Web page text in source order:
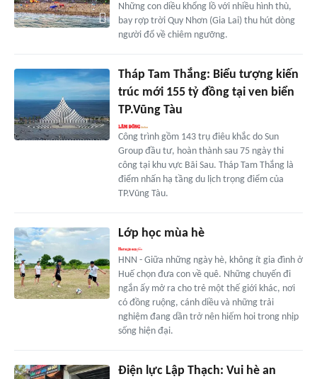
Những con diều khổng lồ với nhiều hình thù,
bay rợp trời Quy Nhơn (Gia Lai) thu hút dòng
người đổ về chiêm ngưỡng.
Tháp Tam Thắng: Biểu tượng kiến
trúc mới 155 tỷ đồng tại ven biển
TP.Vũng Tàu
Công trình gồm 143 trụ điêu khắc do Sun
Group đầu tư, hoàn thành sau 75 ngày thi
công tại khu vực Bãi Sau. Tháp Tam Thắng là
điểm nhấn hạ tầng du lịch trọng điểm của
TP.Vũng Tàu.
Lớp học mùa hè
HNN - Giữa những ngày hè, không ít gia đình ở
Huế chọn đưa con về quê. Những chuyến đi
ngắn ấy mở ra cho trẻ một thế giới khác, nơi
có đồng ruộng, cánh diều và những trải
nghiệm đang dần trở nên hiếm hoi trong nhịp
sống hiện đại.
Điện lực Lập Thạch: Vui hè an